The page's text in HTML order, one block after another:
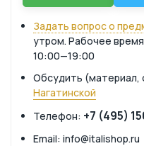
Задать вопрос о
утром. Рабочее
10:00—19:00
Обсудить (материал,
Нагатинской
Телефон: +7 (495)
Email: info@italishop.ru